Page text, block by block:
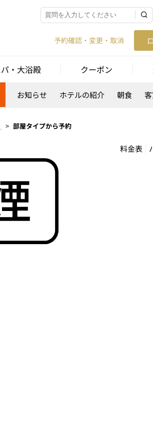
予約確認・変更・取消
・大浴殿 クーポン
お知らせ ホテルの紹介 朝食
部屋タイプから予約
料金表